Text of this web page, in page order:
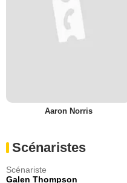
Aaron Norris
Scénaristes
Scénariste
Galen Thompson